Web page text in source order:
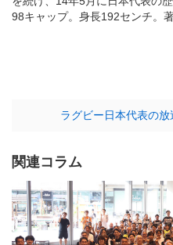
98キャップ。身長192センチ。
ラグビー日本代表の
関連コラム